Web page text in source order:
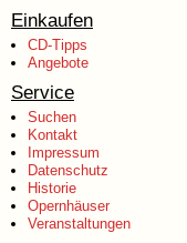
Einkaufen
CD-Tipps
Angebote
Service
Suchen
Kontakt
Impressum
Datenschutz
Historie
Opernhäuser
Veranstaltungen